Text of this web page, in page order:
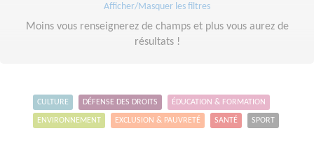
Afficher/Masquer les filtres
Moins vous renseignerez de champs et plus vous aurez de
résultats !
CULTURE DÉFENSE DES DROITS ÉDUCATION & FORMATION
ENVIRONNEMENT EXCLUSION & PAUVRETÉ SANTÉ SPORT